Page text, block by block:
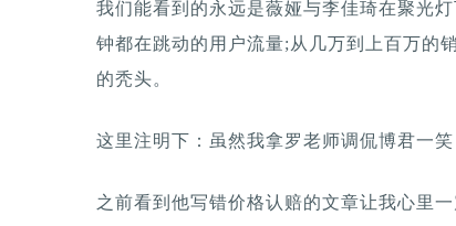
我们能看到的永远是薇娅与李佳琦在聚光
钟都在跳动的用户流量;从几万到上百万的
的秃头。
这里注明下：虽然我拿罗老师调侃博君一
之前看到他写错价格认赔的文章让我心里